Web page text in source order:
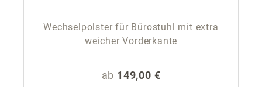
Wechselpolster für Bürostuhl mit extra
weicher Vorderkante
Regulärer Preis:
ab 149,00 €